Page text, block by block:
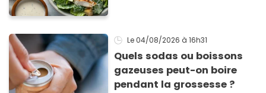
Le 04/08/2026 à 16h31
Quels sodas ou boissons
gazeuses peut-on boire
pendant la grossesse ?